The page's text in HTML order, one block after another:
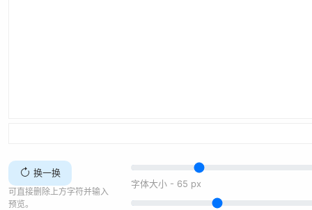
换一换
可直接删除上方字符并输入
预览。
字体大小 - 65 px